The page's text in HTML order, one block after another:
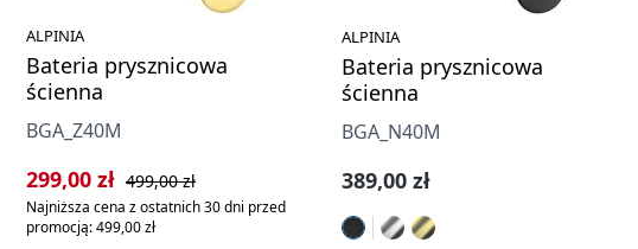
ALPINIA
Bateria prysznicowa
ścienna
BGA_Z40M
Cena sprzedaży:
299,00 zł Cena regularna:
499,00 zł
Najniższa cena z ostatnich 30 dni przed
promocją: 499,00 zł
ALPINIA
Bateria prysznicowa
ścienna
BGA_N40M
Cena regularna:
389,00 zł